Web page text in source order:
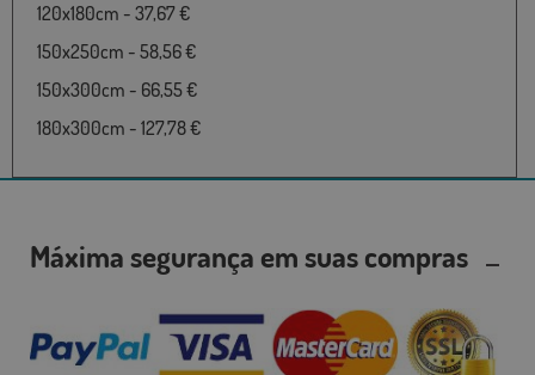
120x180cm - 37,67 €
150x250cm - 58,56 €
150x300cm - 66,55 €
180x300cm - 127,78 €
Máxima segurança em suas compras